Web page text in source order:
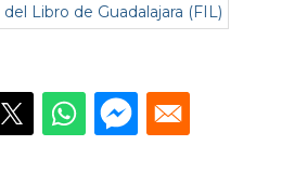
Libro de Guadalajara (FIL)